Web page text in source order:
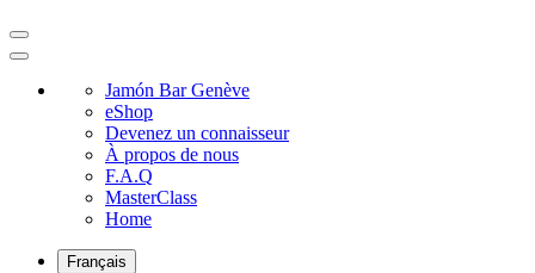
Jamón Bar Genève
eShop
Devenez un connaisseur
À propos de nous
F.A.Q
MasterClass
Home
Français